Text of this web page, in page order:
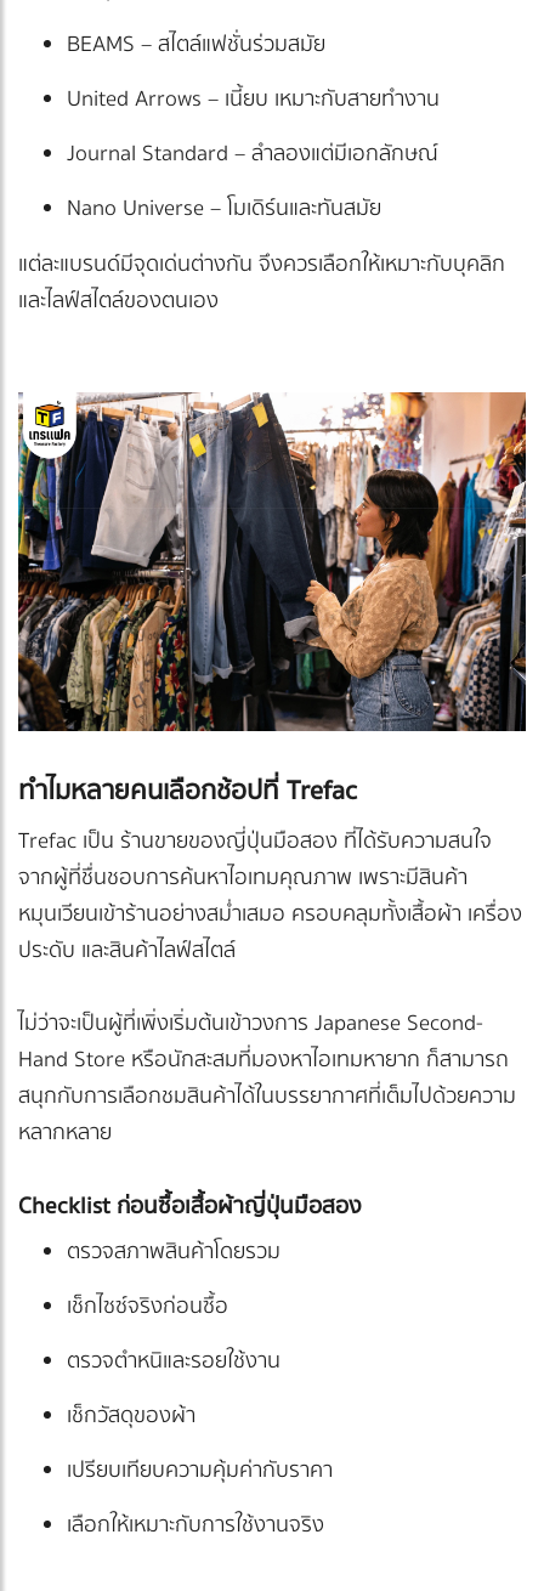
BEAMS – สไตล์แฟชั่นร่วมสมัย
United Arrows – เนี้ยบ เหมาะกับสายทำงาน
Journal Standard – ลำลองแต่มีเอกลักษณ์
Nano Universe – โมเดิร์นและทันสมัย
แต่ละแบรนด์มีจุดเด่นต่างกัน จึงควรเลือกให้เหมาะกับบุคลิก
และไลฟ์สไตล์ของตนเอง
ทำไมหลายคนเลือกช้อปที่ Trefac
Trefac เป็น ร้านขายของญี่ปุ่นมือสอง ที่ได้รับความสนใจ
จากผู้ที่ชื่นชอบการค้นหาไอเทมคุณภาพ เพราะมีสินค้า
หมุนเวียนเข้าร้านอย่างสม่ำเสมอ ครอบคลุมทั้งเสื้อผ้า เครื่อง
ประดับ และสินค้าไลฟ์สไตล์
ไม่ว่าจะเป็นผู้ที่เพิ่งเริ่มต้นเข้าวงการ Japanese Second-
Hand Store หรือนักสะสมที่มองหาไอเทมหายาก ก็สามารถ
สนุกกับการเลือกชมสินค้าได้ในบรรยากาศที่เต็มไปด้วยความ
หลากหลาย
Checklist ก่อนซื้อเสื้อผ้าญี่ปุ่นมือสอง
ตรวจสภาพสินค้าโดยรวม
เช็กไซซ์จริงก่อนซื้อ
ตรวจตำหนิและรอยใช้งาน
เช็กวัสดุของผ้า
เปรียบเทียบความคุ้มค่ากับราคา
เลือกให้เหมาะกับการใช้งานจริง